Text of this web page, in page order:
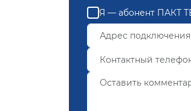
Я — абонент ПАКТ